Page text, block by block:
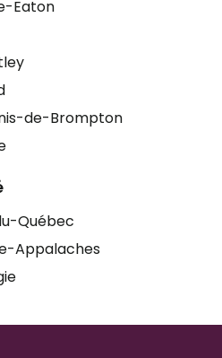
précieux pour le bien-être
proche présente une
ou pour celles qui
vie bilingue, il est bon de
dans ce secteur.
personnalisé peut
cette recherche.
Eaton
de-Brompton
Québec
Appalaches